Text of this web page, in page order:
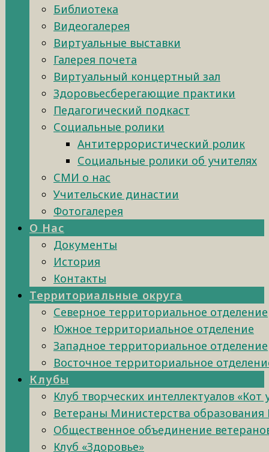
Библиотека
Видеогалерея
Виртуальные выставки
Галерея почета
Виртуальный концертный зал
Здоровьесберегающие практики
Педагогический подкаст
Социальные ролики
Антитеррористический ролик
Социальные ролики об учителях
СМИ о нас
Учительские династии
Фотогалерея
О Нас
Документы
История
Контакты
Территориальные округа
Северное территориальное отделение
Южное территориальное отделение
Западное территориальное отделение
Восточное территориальное
Клубы
Клуб творческих интеллектуалов «Кот
Ветераны Министерства образования
Общественное объединение
Клуб «Здоровье»